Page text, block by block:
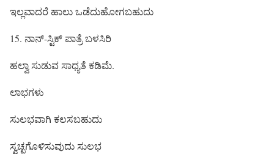
ಇಲ್ಲವಾದರೆ ಹಾಲು ಒಡೆದುಹೋಗಬಹುದು
15. ನಾನ್-ಸ್ಟಿಕ್ ಪಾತ್ರೆ ಬಳಸಿರಿ
ಹಲ್ವಾ ಸುಡುವ ಸಾಧ್ಯತೆ ಕಡಿಮೆ.
ಲಾಭಗಳು
ಸುಲಭವಾಗಿ ಕಲಸಬಹುದು
ಸ್ವಚ್ಛಗೊಳಿಸುವುದು ಸುಲಭ